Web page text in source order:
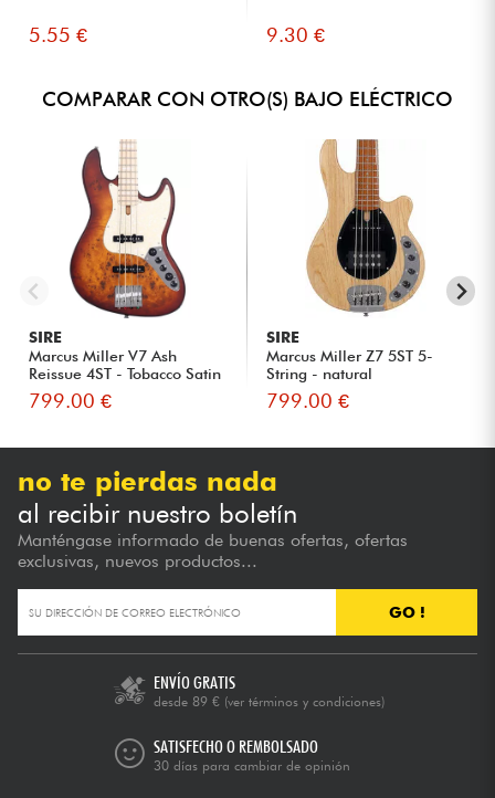
5.55 € 9.30 €
COMPARAR CON OTRO(S) BAJO ELÉCTRICO
SIRE
Marcus Miller V7 Ash
Reissue 4ST - Tobacco Satin
799.00 €
SIRE
Marcus Miller Z7 5ST 5-
String - natural
799.00 €
no te pierdas nada
al recibir nuestro boletín
Manténgase informado de buenas ofertas, ofertas
exclusivas, nuevos productos...
GO !
ENVÍO GRATIS
desde 89 € (ver términos y condiciones)
SATISFECHO O REMBOLSADO
30 días para cambiar de opinión